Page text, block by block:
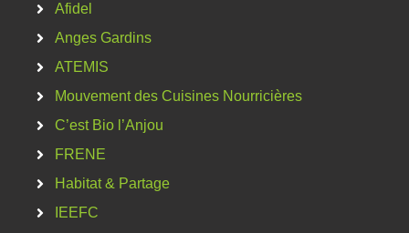
Afidel
Anges Gardins
ATEMIS
Mouvement des Cuisines Nourricières
C’est Bio l’Anjou
FRENE
Habitat & Partage
IEEFC